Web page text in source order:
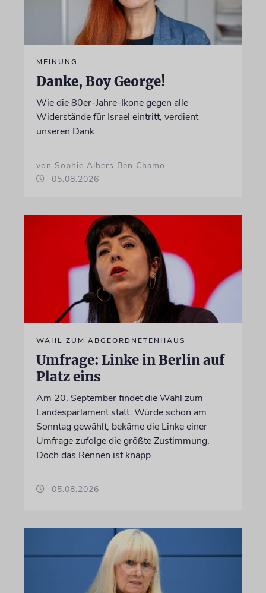
MEINUNG
Danke, Boy George!
Wie die 80er-Jahre-Ikone gegen alle
Widerstände für Israel eintritt, verdient
unseren Dank
von Sophie Albers Ben Chamo
05.08.2026
WAHL ZUM ABGEORDNETENHAUS
Umfrage: Linke in Berlin auf
Platz eins
Am 20. September findet die Wahl zum
Landesparlament statt. Würde schon am
Sonntag gewählt, bekäme die Linke einer
Umfrage zufolge die größte Zustimmung.
Doch das Rennen ist knapp
05.08.2026